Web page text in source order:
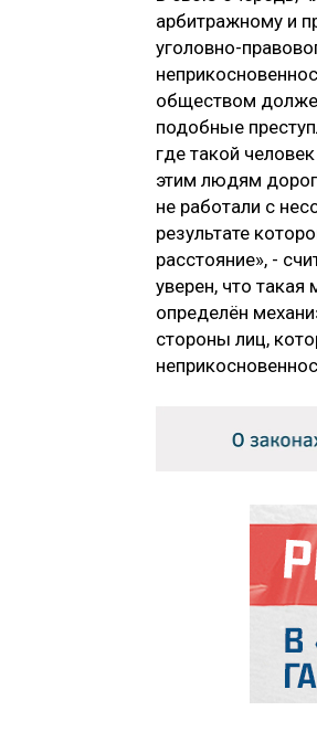
арбитражному и
уголовно-
обществом
подобные
где такой
этим людям
не работали с
результате
расстояние», -
уверен, что
определён
стороны лиц,